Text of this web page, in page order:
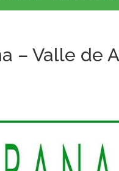
– Valle de